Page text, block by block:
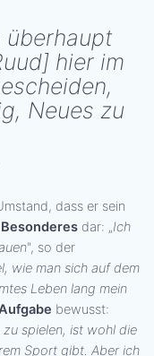
überhaupt
hier im
Neues zu
dass er sein
dar: „Ich
", so der
wie man sich auf dem
Leben lang mein
bewusst:
zu spielen, ist wohl die
Sport gibt. Aber ich